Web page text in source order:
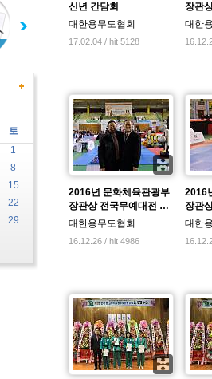
토
1
8
15
22
29
신년 간담회
대한용무도협회
17.02.04 / hit 5128
장관
대한
2016년 문화체육관광부
장관상 전국무예대전 …
대한용무도협회
16.12.26 / hit 4986
2016
장관
대한